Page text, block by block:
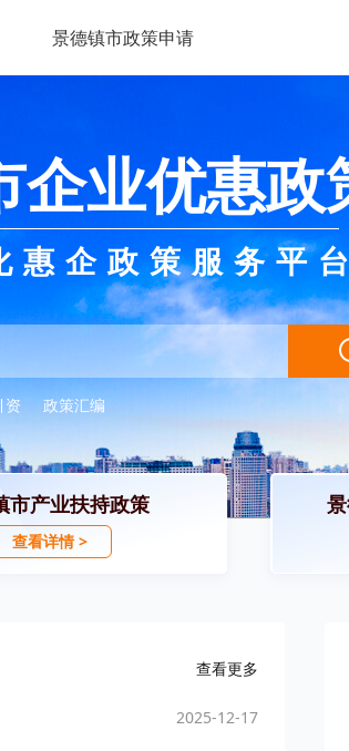
景德镇市政策申请
企业优惠政
惠企政策服务平台
资 政策汇编
市产业扶持政策
查看详情 >
查看更多
2025-12-17